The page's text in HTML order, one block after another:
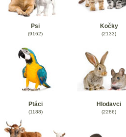
Psi
(9162)
Kočky
(2133)
Ptáci
(1188)
Hlodavci
(2286)